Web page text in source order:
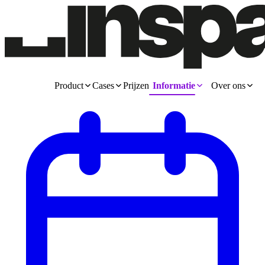
Product Cases Prijzen Informatie Over ons